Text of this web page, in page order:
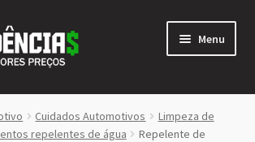
Menu
Cuidados Automotivos
Limpeza de
repelentes de água
Repelente de